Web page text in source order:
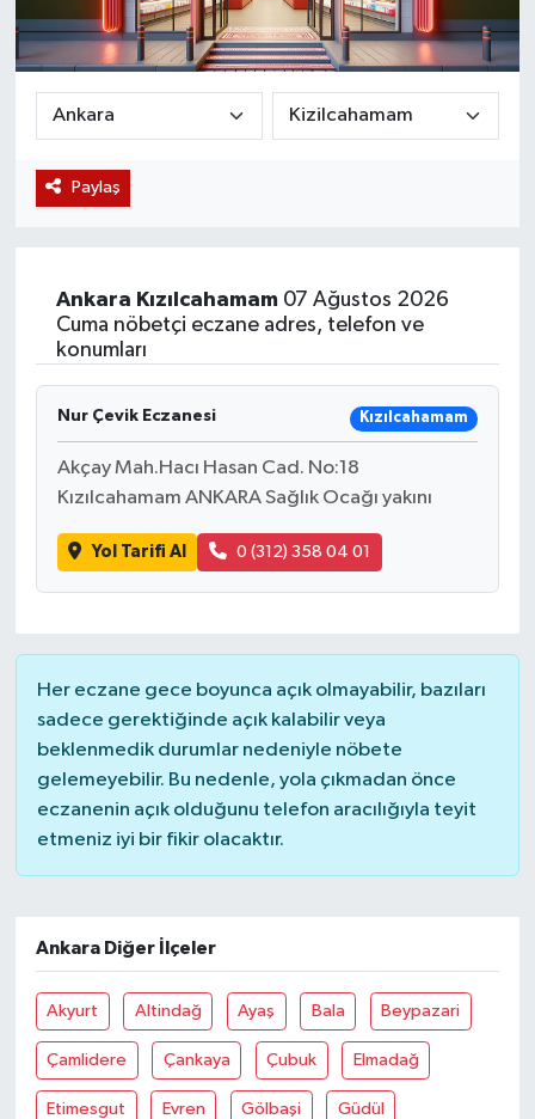
Paylaş
Ankara Kızılcahamam07 Ağustos 2026
Cuma nöbetçi eczane adres, telefon ve
konumları
Nur Çevik Eczanesi Kızılcahamam
Akçay Mah.Hacı Hasan Cad. No:18
Kızılcahamam ANKARA Sağlık Ocağı yakını
Yol Tarifi Al 0 (312) 358 04 01
Her eczane gece boyunca açık olmayabilir, bazıları
sadece gerektiğinde açık kalabilir veya
beklenmedik durumlar nedeniyle nöbete
gelemeyebilir. Bu nedenle, yola çıkmadan önce
eczanenin açık olduğunu telefon aracılığıyla teyit
etmeniz iyi bir fikir olacaktır.
Ankara Diğer İlçeler
Akyurt Altindağ Ayaş Bala Beypazari
Çamlidere Çankaya Çubuk Elmadağ
Etimesgut Evren Gölbaşi Güdül
Magazin
Etkinlikler